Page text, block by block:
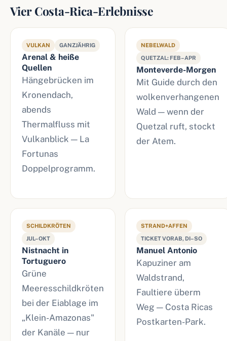
Vier Costa-Rica-Erlebnisse
VULKAN GANZJÄHRIG
Arenal & heiße
Quellen
Hängebrücken im
Kronendach,
abends
Thermalfluss mit
Vulkanblick — La
Fortunas
Doppelprogramm.
NEBELWALD
QUETZAL: FEB–APR
Monteverde-Morgen
Mit Guide durch den
wolkenverhangenen
Wald — wenn der
Quetzal ruft, stockt
der Atem.
SCHILDKRÖTEN
JUL–OKT
Nistnacht in
Tortuguero
Grüne
Meeresschildkröten
bei der Eiablage im
„Klein-Amazonas"
der Kanäle — nur
STRAND+AFFEN
TICKET VORAB, DI–SO
Manuel Antonio
Kapuziner am
Waldstrand,
Faultiere überm
Weg — Costa Ricas
Postkarten-Park.